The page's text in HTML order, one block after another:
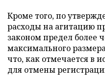
Кроме того, по
расходы на агитацию
законом предел более
максимального
что, как отмечается в
для отмены